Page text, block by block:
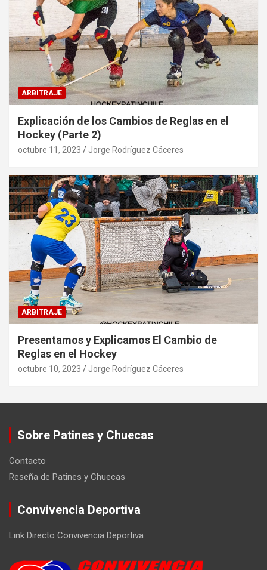
ARBITRAJE
Explicación de los Cambios de Reglas en el
Hockey (Parte 2)
octubre 11, 2023 Jorge Rodríguez Cáceres
ARBITRAJE
Presentamos y Explicamos El Cambio de
Reglas en el Hockey
octubre 10, 2023 Jorge Rodríguez Cáceres
Sobre Patines y Chuecas
Contacto
Reseña de Patines y Chuecas
Convivencia Deportiva
Link Directo Convivencia Deportiva